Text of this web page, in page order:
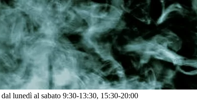
lunedì al sabato 9:30-13:30, 15:30-20:00